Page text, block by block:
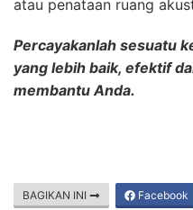
atau penataan ruang
Percayakanlah sesuatu
yang lebih baik, efektif
membantu Anda.
BAGIKAN INI Facebook